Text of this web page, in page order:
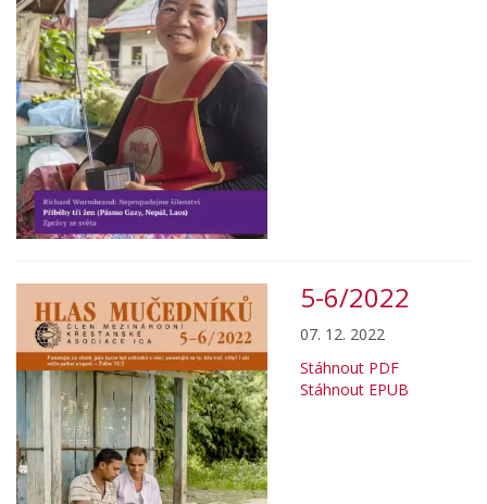
5-6/2022
07. 12. 2022
Stáhnout PDF
Stáhnout EPUB